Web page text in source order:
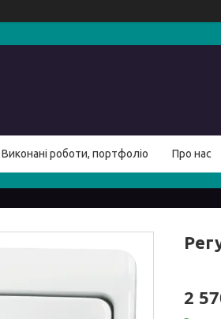
Виконані роботи, портфоліо Про нас
2